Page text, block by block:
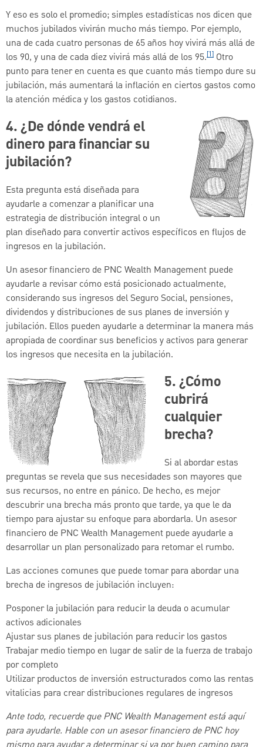
Y eso es solo el promedio; simples estadísticas nos dicen que
muchos jubilados vivirán mucho más tiempo. Por ejemplo,
una de cada cuatro personas de 65 años hoy vivirá más allá de
los 90, y una de cada diez vivirá más allá de los 95.[1] Otro
punto para tener en cuenta es que cuanto más tiempo dure su
jubilación, más aumentará la inflación en ciertos gastos como
la atención médica y los gastos cotidianos.
4. ¿De dónde vendrá el
dinero para financiar su
jubilación?
Esta pregunta está diseñada para
ayudarle a comenzar a planificar una
estrategia de distribución integral o un
plan diseñado para convertir activos específicos en flujos de
ingresos en la jubilación.
Un asesor financiero de PNC Wealth Management puede
ayudarle a revisar cómo está posicionado actualmente,
considerando sus ingresos del Seguro Social, pensiones,
dividendos y distribuciones de sus planes de inversión y
jubilación. Ellos pueden ayudarle a determinar la manera más
apropiada de coordinar sus beneficios y activos para generar
los ingresos que necesita en la jubilación.
5. ¿Cómo
cubrirá
cualquier
brecha?
Si al abordar estas
preguntas se revela que sus necesidades son mayores que
sus recursos, no entre en pánico. De hecho, es mejor
descubrir una brecha más pronto que tarde, ya que le da
tiempo para ajustar su enfoque para abordarla. Un asesor
financiero de PNC Wealth Management puede ayudarle a
desarrollar un plan personalizado para retomar el rumbo.
Las acciones comunes que puede tomar para abordar una
brecha de ingresos de jubilación incluyen:
Posponer la jubilación para reducir la deuda o acumular
activos adicionales
Ajustar sus planes de jubilación para reducir los gastos
Trabajar medio tiempo en lugar de salir de la fuerza de trabajo
por completo
Utilizar productos de inversión estructurados como las rentas
vitalicias para crear distribuciones regulares de ingresos
Ante todo, recuerde que PNC Wealth Management está aquí
para ayudarle. Hable con un asesor financiero de PNC hoy